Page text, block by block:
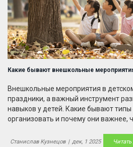
Какие бывают внешкольные
Внешкольные мероприятия в
праздники, а важный инструмент
навыков у детей. Какие бывают типы
организовать и почему они важнее,
Станислав Кузнецов | дек, 1 2025